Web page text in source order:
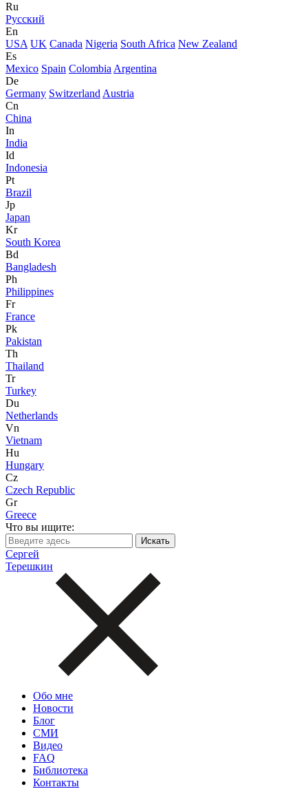
Ru
Русский
En
USA UK Canada Nigeria South Africa New Zealand
Es
Mexico Spain Colombia Argentina
De
Germany Switzerland Austria
Cn
China
In
India
Id
Indonesia
Pt
Brazil
Jp
Japan
Kr
South Korea
Bd
Bangladesh
Ph
Philippines
Fr
France
Pk
Pakistan
Th
Thailand
Tr
Turkey
Du
Netherlands
Vn
Vietnam
Hu
Hungary
Cz
Czech Republic
Gr
Greece
Что вы ищите:
Сергей
Терешкин
Обо мне
Новости
Блог
СМИ
Видео
FAQ
Библиотека
Контакты